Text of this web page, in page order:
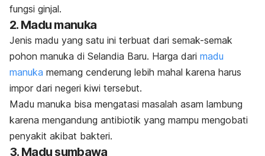
fungsi ginjal.
2. Madu manuka
Jenis madu yang satu ini terbuat dari semak-semak
pohon manuka di Selandia Baru. Harga dari madu
manuka memang cenderung lebih mahal karena harus
impor dari negeri kiwi tersebut.
Madu manuka bisa mengatasi masalah asam lambung
karena mengandung antibiotik yang mampu mengobati
penyakit akibat bakteri.
3. Madu sumbawa